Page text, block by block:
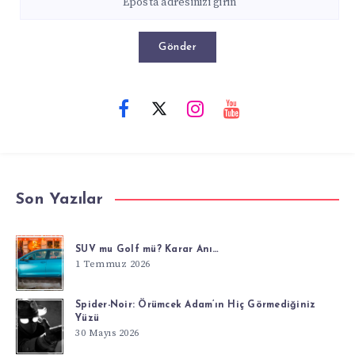
Gönder
Son Yazılar
SUV mu Golf mü? Karar Anı…
1 Temmuz 2026
Spider-Noir: Örümcek Adam’ın Hiç Görmediğiniz
Yüzü
30 Mayıs 2026